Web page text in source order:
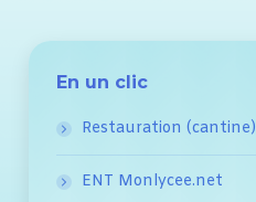
En un clic
Restauration (cantine)
ENT Monlycee.net